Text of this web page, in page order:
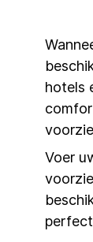
hotels
Voer